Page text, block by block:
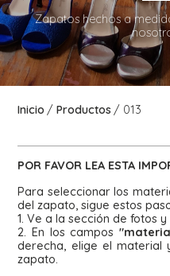
Zapatos hechos a
Inicio Productos 013
POR FAVOR LEA ESTA
Para seleccionar los
del zapato, sigue estos
1. Ve a la sección de fotos
2. En los campos
derecha, elige el material
zapato.